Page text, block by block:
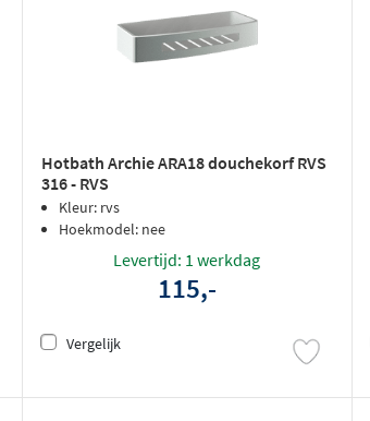
Hotbath Archie ARA18 douchekorf RVS
316 - RVS
Kleur: rvs
Hoekmodel: nee
Levertijd: 1 werkdag
115,-
Vergelijk